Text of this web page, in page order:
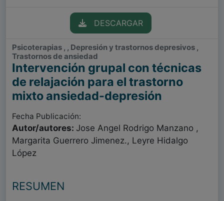
DESCARGAR
Psicoterapias , , Depresión y trastornos depresivos ,
Trastornos de ansiedad
Intervención grupal con técnicas
de relajación para el trastorno
mixto ansiedad-depresión
Fecha Publicación:
Autor/autores: Jose Angel Rodrigo Manzano ,
Margarita Guerrero Jimenez., Leyre Hidalgo
López
RESUMEN